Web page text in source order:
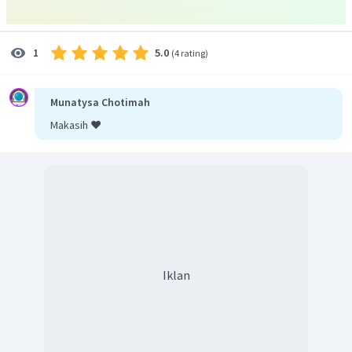
1 5.0 (4 rating)
Munatysa Chotimah
Makasih ❤️
Iklan